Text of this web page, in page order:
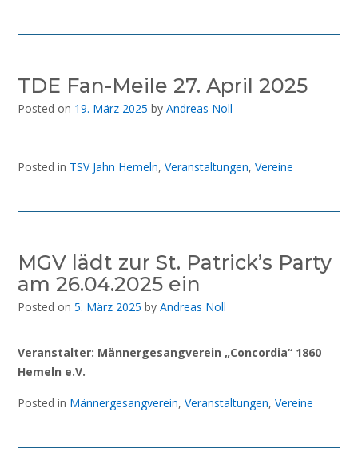
TDE Fan-Meile 27. April 2025
Posted on 19. März 2025 by Andreas Noll
Posted in TSV Jahn Hemeln, Veranstaltungen, Vereine
MGV lädt zur St. Patrick’s Party
am 26.04.2025 ein
Posted on 5. März 2025 by Andreas Noll
Veranstalter: Männergesangverein „Concordia“ 1860
Hemeln e.V.
Posted in Männergesangverein, Veranstaltungen, Vereine